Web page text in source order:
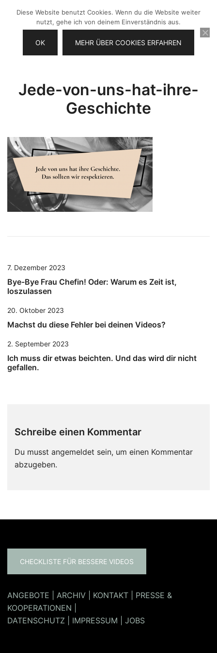
springen
Jede-von-uns-hat-ihre-
Geschichte
7. Dezember 2023
Bye-Bye Frau Chefin! Oder: Warum es Zeit ist,
loszulassen
20. Oktober 2023
Machst du diese Fehler bei deinen Videos?
2. September 2023
Ich muss dir etwas beichten. Und das wird dir nicht
gefallen.
Schreibe einen Kommentar
Du musst angemeldet sein, um einen Kommentar
abzugeben.
CHECKLISTE FÜR BESSERE VIDEOS
ANGEBOTE ARCHIV KONTAKT
PRESSE &
KOOPERATIONEN
DATENSCHUTZ
IMPRESSUM JOBS
Diese Website benutzt Cookies. Wenn du die Website weiter
nutzt, gehe ich von deinem Einverständnis aus.
OK MEHR ÜBER COOKIES ERFAHREN